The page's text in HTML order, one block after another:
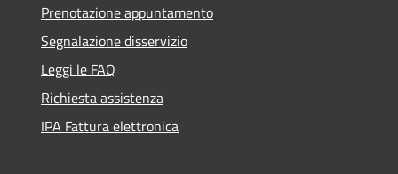
Prenotazione appuntamento
Segnalazione disservizio
Leggi le FAQ
Richiesta assistenza
IPA Fattura elettronica